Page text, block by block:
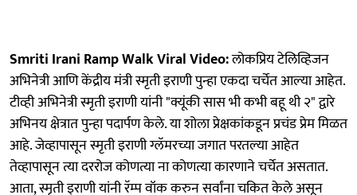
Smriti Irani Ramp Walk Viral Video:लोकप्रिय टेलिव्हिजन
अभिनेत्री आणि केंद्रीय मंत्री स्मृती इराणी पुन्हा एकदा चर्चेत आल्या आहेत.
टीव्ही अभिनेत्री स्मृती इराणी यांनी "क्यूंकी सास भी कभी बहू थी २" द्वारे
अभिनय क्षेत्रात पुन्हा पदार्पण केले. या शोला प्रेक्षकांकडून प्रचंड प्रेम मिळत
आहे. जेव्हापासून स्मृती इराणी ग्लॅमरच्या जगात परतल्या आहेत
तेव्हापासून त्या दररोज कोणत्या ना कोणत्या कारणाने चर्चेत असतात.
आता, स्मृती इराणी यांनी रॅम्प वॉक करुन सर्वांना चकित केले असून